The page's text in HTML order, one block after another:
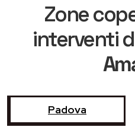
Zone
interventi
Padova